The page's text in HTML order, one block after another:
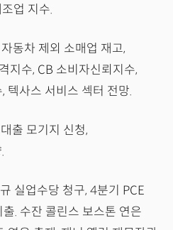
업 지수.
동차 제외 소매업 재고,
지수, CB 소비자신뢰지수,
텍사스 서비스 섹터 전망.
출 모기지 신청,
실업수당 청구, 4분기 PCE
. 수잔 콜린스 보스톤 연은